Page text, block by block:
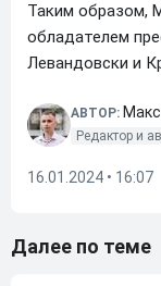
Таким образом,
обладателем
Левандовски и
АВТОР:
Редактор и
16.01.2024 • 16:07
Далее по теме